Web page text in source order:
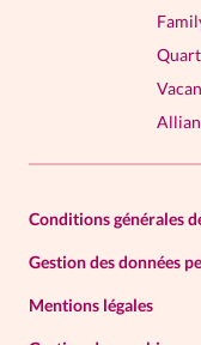
Conditions générales
Gestion des données
Mentions légales